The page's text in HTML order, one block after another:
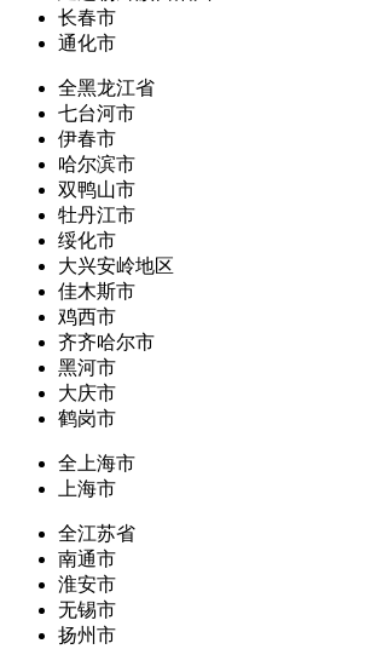
长春市
通化市
全黑龙江省
七台河市
伊春市
哈尔滨市
双鸭山市
牡丹江市
绥化市
大兴安岭地区
佳木斯市
鸡西市
齐齐哈尔市
黑河市
大庆市
鹤岗市
全上海市
上海市
全江苏省
南通市
淮安市
无锡市
扬州市